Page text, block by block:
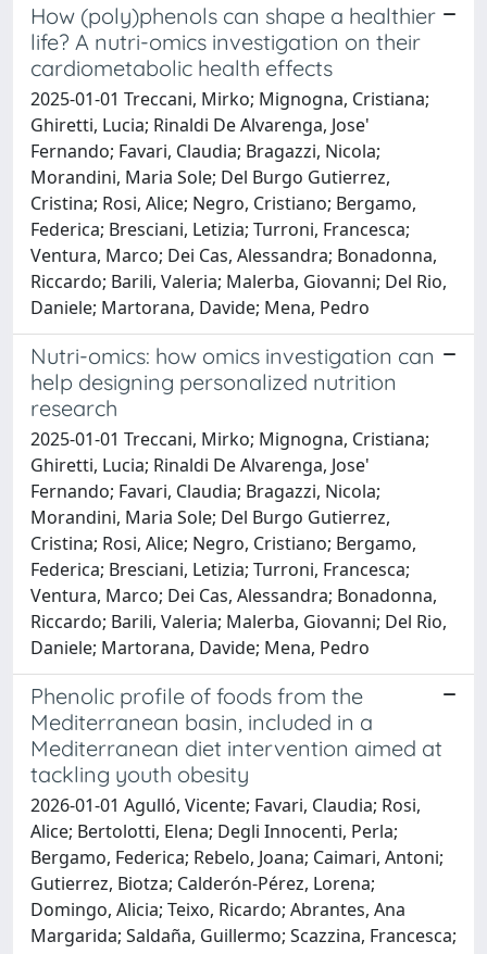
How (poly)phenols can shape a healthier
life? A nutri-omics investigation on their
cardiometabolic health effects
2025-01-01 Treccani, Mirko; Mignogna, Cristiana;
Ghiretti, Lucia; Rinaldi De Alvarenga, Jose'
Fernando; Favari, Claudia; Bragazzi, Nicola;
Morandini, Maria Sole; Del Burgo Gutierrez,
Cristina; Rosi, Alice; Negro, Cristiano; Bergamo,
Federica; Bresciani, Letizia; Turroni, Francesca;
Ventura, Marco; Dei Cas, Alessandra; Bonadonna,
Riccardo; Barili, Valeria; Malerba, Giovanni; Del Rio,
Daniele; Martorana, Davide; Mena, Pedro
Nutri-omics: how omics investigation can
help designing personalized nutrition
research
2025-01-01 Treccani, Mirko; Mignogna, Cristiana;
Ghiretti, Lucia; Rinaldi De Alvarenga, Jose'
Fernando; Favari, Claudia; Bragazzi, Nicola;
Morandini, Maria Sole; Del Burgo Gutierrez,
Cristina; Rosi, Alice; Negro, Cristiano; Bergamo,
Federica; Bresciani, Letizia; Turroni, Francesca;
Ventura, Marco; Dei Cas, Alessandra; Bonadonna,
Riccardo; Barili, Valeria; Malerba, Giovanni; Del Rio,
Daniele; Martorana, Davide; Mena, Pedro
Phenolic profile of foods from the
Mediterranean basin, included in a
Mediterranean diet intervention aimed at
tackling youth obesity
2026-01-01 Agulló, Vicente; Favari, Claudia; Rosi,
Alice; Bertolotti, Elena; Degli Innocenti, Perla;
Bergamo, Federica; Rebelo, Joana; Caimari, Antoni;
Gutierrez, Biotza; Calderón-Pérez, Lorena;
Domingo, Alicia; Teixo, Ricardo; Abrantes, Ana
Margarida; Saldaña, Guillermo; Scazzina, Francesca;